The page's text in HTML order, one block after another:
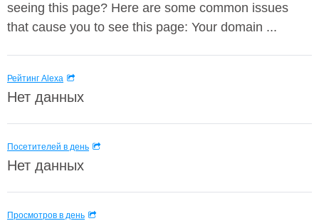
seeing this page? Here are some common issues
that cause you to see this page: Your domain ...
Рейтинг Alexa
Нет данных
Посетителей в день
Нет данных
Просмотров в день